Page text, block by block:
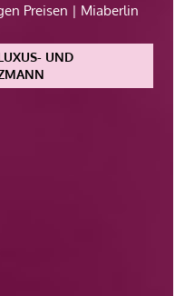
Preisen | Miaberlin
UND